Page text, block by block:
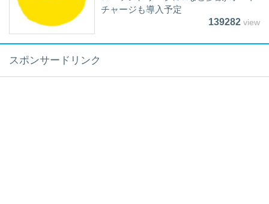
チャージも導入予定
139282view
スポンサードリンク